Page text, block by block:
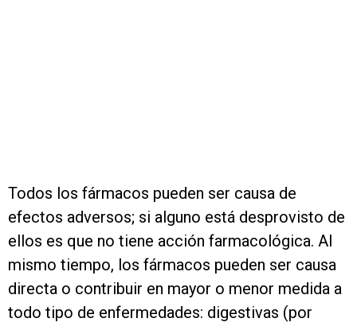
Todos los fármacos pueden ser causa de
efectos adversos; si alguno está desprovisto de
ellos es que no tiene acción farmacológica. Al
mismo tiempo, los fármacos pueden ser causa
directa o contribuir en mayor o menor medida a
todo tipo de enfermedades: digestivas (por